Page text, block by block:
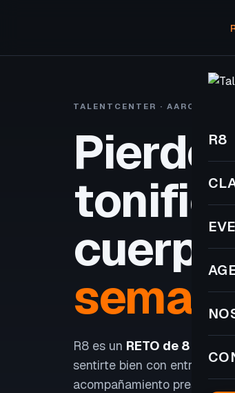
R8
TALENTCENTER · AARON
Pierde
R8 es un RETO de 8
sentirte bien con
acompañamiento presencial.